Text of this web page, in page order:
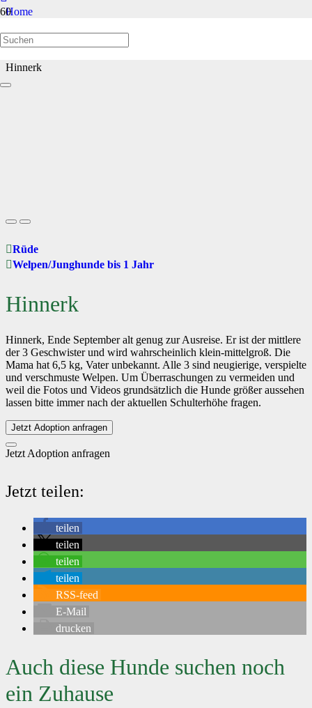
Home
Welpen/Junghunde bis 1 Jahr
Hinnerk
Rüde
Welpen/Junghunde bis 1 Jahr
Hinnerk
Hinnerk, Ende September alt genug zur Ausreise. Er ist der mittlere
der 3 Geschwister und wird wahrscheinlich klein-mittelgroß. Die
Mama hat 6,5 kg, Vater unbekannt. Alle 3 sind neugierige, verspielte
und verschmuste Welpen. Um Überraschungen zu vermeiden und
weil die Fotos und Videos grundsätzlich die Hunde größer aussehen
lassen bitte immer nach der aktuellen Schulterhöhe fragen.
Jetzt Adoption anfragen
Jetzt Adoption anfragen
Jetzt teilen:
teilen
teilen
teilen
teilen
RSS-feed
E-Mail
drucken
Auch diese Hunde suchen noch
ein Zuhause